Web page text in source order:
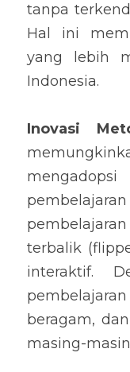
tanpa
Hal ini
yang lebih
Indonesia.
Inovasi
terbalik
interaktif.
beragam,
masing-